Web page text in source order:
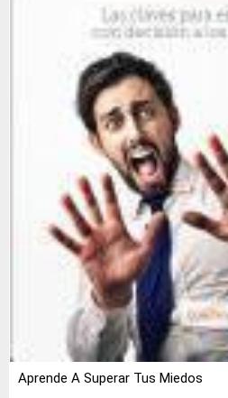
Aprende A Superar Tus Miedos